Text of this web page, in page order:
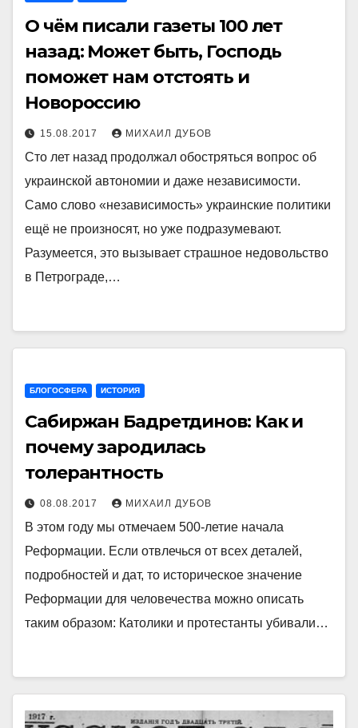
О чём писали газеты 100 лет
назад: Может быть, Господь
поможет нам отстоять и
Новороссию
15.08.2017 МИХАИЛ ДУБОВ
Сто лет назад продолжал обостряться вопрос об
украинской автономии и даже независимости.
Само слово «независимость» украинские политики
ещё не произносят, но уже подразумевают.
Разумеется, это вызывает страшное недовольство
в Петрограде,…
БЛОГОСФЕРА ИСТОРИЯ
Сабиржан Бадретдинов: Как и
почему зародилась
толерантность
08.08.2017 МИХАИЛ ДУБОВ
В этом году мы отмечаем 500-летие начала
Реформации. Если отвлечься от всех деталей,
подробностей и дат, то историческое значение
Реформации для человечества можно описать
таким образом: Католики и протестанты убивали…